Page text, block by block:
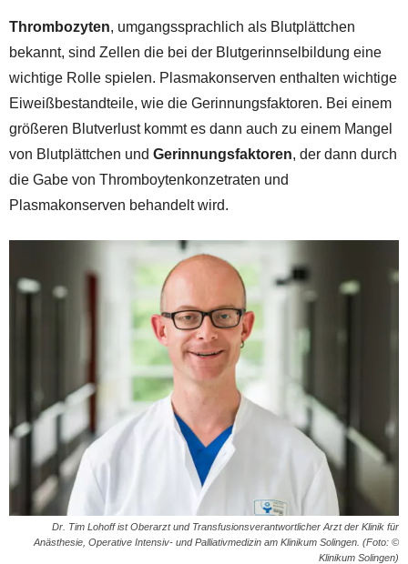
Thrombozyten, umgangssprachlich als Blutplättchen
bekannt, sind Zellen die bei der Blutgerinnselbildung eine
wichtige Rolle spielen. Plasmakonserven enthalten wichtige
Eiweißbestandteile, wie die Gerinnungsfaktoren. Bei einem
größeren Blutverlust kommt es dann auch zu einem Mangel
von Blutplättchen und Gerinnungsfaktoren, der dann durch
die Gabe von Thromboytenkonzetraten und
Plasmakonserven behandelt wird.
Dr. Tim Lohoff ist Oberarzt und Transfusionsverantwortlicher Arzt der Klinik für
Anästhesie, Operative Intensiv- und Palliativmedizin am Klinikum Solingen. (Foto: ©
Klinikum Solingen)